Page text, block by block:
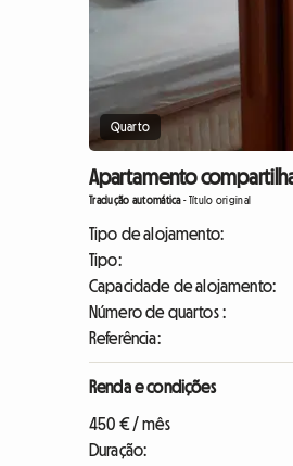
Quarto
Apartamento
Tradução automática-Título original
Tipo de alojamento:
Tipo:
Capacidade de alojamento:
Número de quartos :
Referência:
Renda e condições
450 € / mês
Duração: